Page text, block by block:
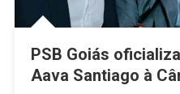
PSB Goiás
Aava Santiago à